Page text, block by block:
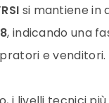
RSI si mantiene in
, indicando una
e venditori.